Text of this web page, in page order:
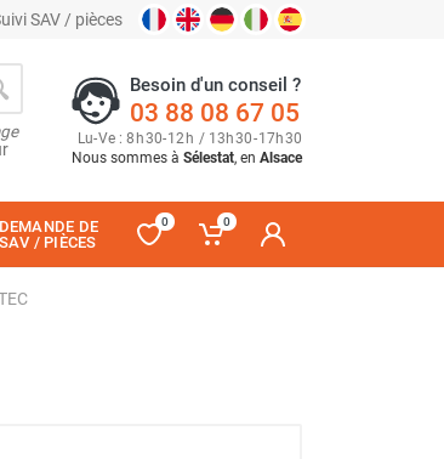
SAV / pièces
Besoin d'un conseil ?
03 88 08 67 05
Lu-Ve : 8h30-12h / 13h30-17h30
Nous sommes à Sélestat, en Alsace
DEMANDE DE
SAV / PIÈCES
0 0